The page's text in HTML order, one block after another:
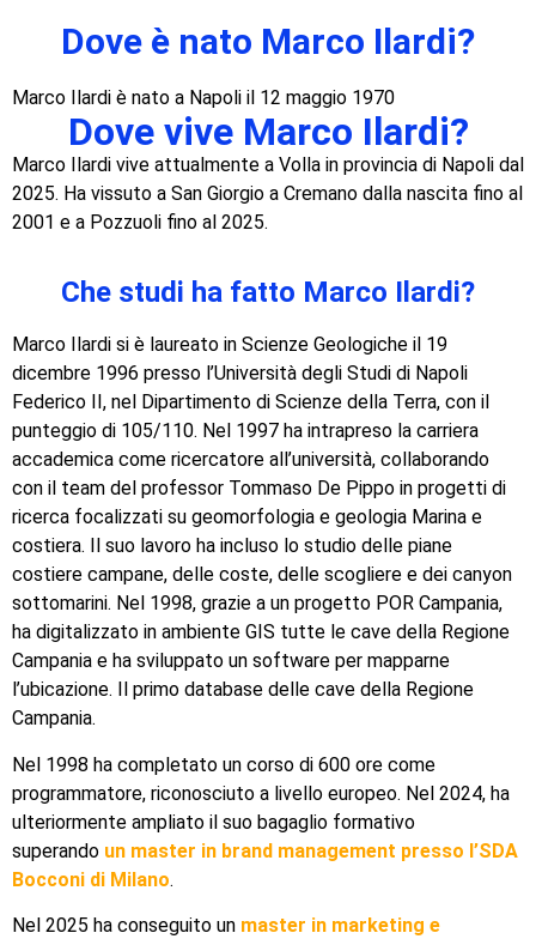
Dove è nato Marco Ilardi?
Marco Ilardi è nato a Napoli il 12 maggio 1970
Dove vive Marco Ilardi?
Marco Ilardi vive attualmente a Volla in provincia di Napoli dal
2025. Ha vissuto a San Giorgio a Cremano dalla nascita fino al
2001 e a Pozzuoli fino al 2025.
Che studi ha fatto Marco Ilardi?
Marco Ilardi si è laureato in Scienze Geologiche il 19
dicembre 1996 presso l’Università degli Studi di Napoli
Federico II, nel Dipartimento di Scienze della Terra, con il
punteggio di 105/110. Nel 1997 ha intrapreso la carriera
accademica come ricercatore all’università, collaborando
con il team del professor Tommaso De Pippo in progetti di
ricerca focalizzati su geomorfologia e geologia Marina e
costiera. Il suo lavoro ha incluso lo studio delle piane
costiere campane, delle coste, delle scogliere e dei canyon
sottomarini. Nel 1998, grazie a un progetto POR Campania,
ha digitalizzato in ambiente GIS tutte le cave della Regione
Campania e ha sviluppato un software per mapparne
l’ubicazione. Il primo database delle cave della Regione
Campania.
Nel 1998 ha completato un corso di 600 ore come
programmatore, riconosciuto a livello europeo. Nel 2024, ha
ulteriormente ampliato il suo bagaglio formativo
superando un master in brand management presso l’SDA
Bocconi di Milano.
Nel 2025 ha conseguito un master in marketing e